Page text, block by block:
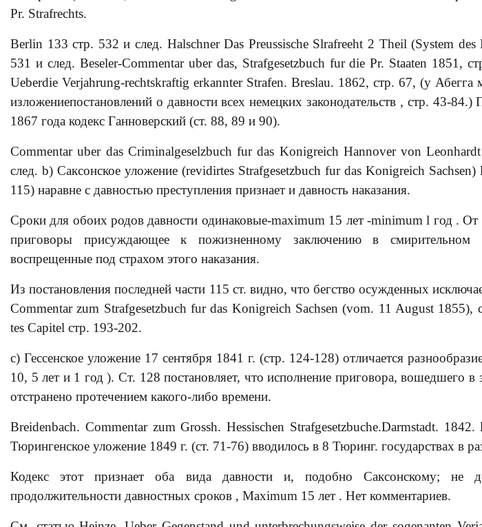
Pr. Strafrechts.
Berlin 133 стр. 532 и след. Halschner Das Preussische Slrafreeht 2 Theil (System
531 и след. Beseler-Commentar uber das, Strafgesetzbuch fur die Pr. Staaten 1851,
Ueberdie Verjahrung-rechtskraftig erkannter Strafen. Breslau. 1862, стр. 67, (у
изложениепостановлений о давности всех немецких законодательств , стр. 43-
1867 года кодекс Ганноверский (ст. 88, 89 и 90).
Commentar uber das Criminalgeselzbuch fur das Konigreich Hannover von
след. b) Саксонское уложение (revidirtes Strafgesetzbuch fur das Konigreich
115) наравне с давностью преступления признает и давность наказания.
Сроки для обоих родов давности одинаковые-maximum 15 лет -minimum l год . От
приговоры присуждающее к пожизненному заключению в смирительном
воспрещенные под страхом этого наказания.
Из постановления последней части 115 ст. видно, что бегство осужденных
Commentar zum Strafgesetzbuch fur das Konigreich Sachsen (vom. 11 August
tes Capitel стр. 193-202.
с) Гессенское уложение 17 сентября 1841 г. (стр. 124-128) отличается
10, 5 лет и 1 год ). Ст. 128 постановляет, что исполнение приговора, вошедшего
отстранено протечением какого-либо времени.
Breidenbach. Commentar zum Grossh. Hessischen Strafgesetzbuche.Darmstadt.
Тюрингенское уложение 1849 г. (ст. 71-76) вводилось в 8 Тюринг. государствах в
Кодекс этот признает оба вида давности и, подобно Саксонскому; не
продолжительности давностных сроков , Maximum 15 лет . Нет комментариев.